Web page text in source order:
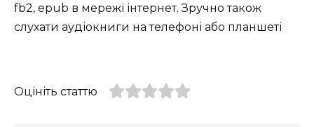
fb2, epub в мережі інтернет. Зручно також
слухати аудіокниги на телефоні або планшеті
Оцініть статтю